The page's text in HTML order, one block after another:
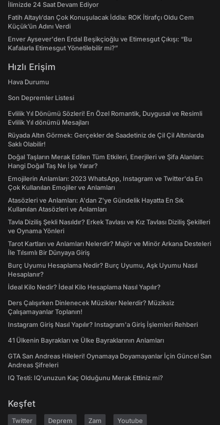
İlimizde 24 Saat Devam Ediyor
Fatih Altaylı’dan Çok Konuşulacak İddia: ROK İtirafçı Oldu Cem
Küçük’ün Adını Verdi
Enver Aysever'den Erdal Beşikçioğlu ve Etimesgut Çıkışı: “Bu
Kafalarla Etimesgut Yönetilebilir mi?”
Hızlı Erişim
Hava Durumu
Son Depremler Listesi
Evlilik Yıl Dönümü Sözleri! En Özel Romantik, Duygusal ve Resimli
Evlilik Yıl dönümü Mesajları
Rüyada Altın Görmek: Gerçekler de Saadetiniz de Çil Çil Altınlarda
Saklı Olabilir!
Doğal Taşların Merak Edilen Tüm Etkileri, Enerjileri ve Şifa Alanları:
Hangi Doğal Taş Ne İşe Yarar?
Emojilerin Anlamları: 2023 WhatsApp, Instagram ve Twitter'da En
Çok Kullanılan Emojiler ve Anlamları
Atasözleri ve Anlamları: A'dan Z'ye Gündelik Hayatta En Sık
Kullanılan Atasözleri ve Anlamları
Tavla Diziliş Şekli Nasıldır? Erkek Tavlası ve Kız Tavlası Diziliş Şekilleri
ve Oynama Yönleri
Tarot Kartları ve Anlamları Nelerdir? Majör ve Minör Arkana Desteleri
İle Tılsımlı Bir Dünyaya Giriş
Burç Uyumu Hesaplama Nedir? Burç Uyumu, Aşk Uyumu Nasıl
Hesaplanır?
İdeal Kilo Nedir? İdeal Kilo Hesaplama Nasıl Yapılır?
Ders Çalışırken Dinlenecek Müzikler Nelerdir? Müziksiz
Çalışamayanlar Toplanın!
Instagram Giriş Nasıl Yapılır? Instagram'a Giriş İşlemleri Rehberi
41 Ülkenin Bayrakları ve Ülke Bayraklarının Anlamları
GTA San Andreas Hileleri! Oynamaya Doyamayanlar İçin Güncel San
Andreas Şifreleri
IQ Testi: IQ'unuzun Kaç Olduğunu Merak Ettiniz mi?
Keşfet
Twitter Deprem Zam Youtube